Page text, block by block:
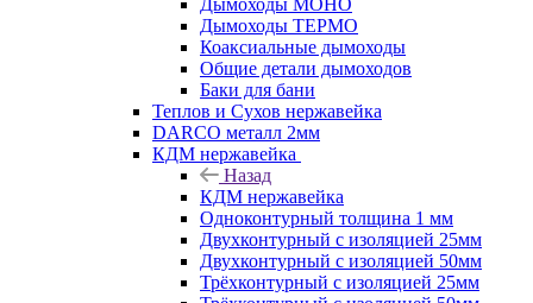
Дымоходы МОНО
Дымоходы ТЕРМО
Коаксиальные дымоходы
Общие детали дымоходов
Баки для бани
Теплов и Сухов нержавейка
DARCO металл 2мм
КДМ нержавейка
Назад
КДМ нержавейка
Одноконтурный толщина 1 мм
Двухконтурный с изоляцией 25мм
Двухконтурный с изоляцией 50мм
Трёхконтурный с изоляцией 25мм